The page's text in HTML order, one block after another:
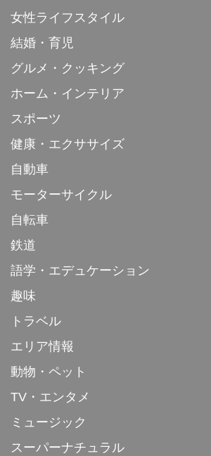
女性ライフスタイル
結婚・育児
グルメ・クッキング
ホーム・インテリア
スポーツ
健康・エクササイズ
自動車
モーターサイクル
自転車
鉄道
語学・エデュケーション
趣味
トラベル
エリア情報
動物・ペット
TV・エンタメ
ミュージック
スーパーナチュラル